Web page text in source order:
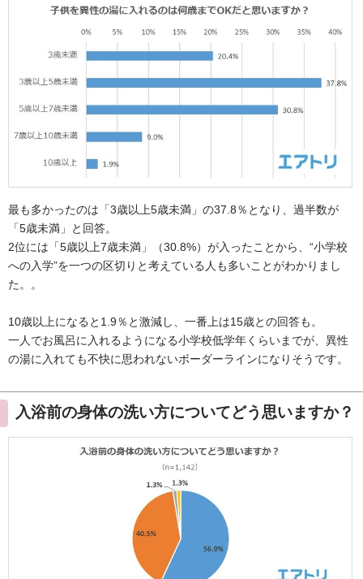
最も多かったのは「3歳以上5歳未満」の37.8％となり、過半数が
「5歳未満」と回答。
2位には「5歳以上7歳未満」（30.8%）が入ったことから、“小学校
への入学”を一つの区切りと考えている人も多いことがわかりまし
た。。
10歳以上になると1.9％と激減し、一番上は15歳との回答も。
一人でお風呂に入れるようになる小学校低学年くらいまでが、異性
の湯に入れても不快に思われないボーダーラインになりそうです。
入浴前の身体の洗い方についてどう思いますか？